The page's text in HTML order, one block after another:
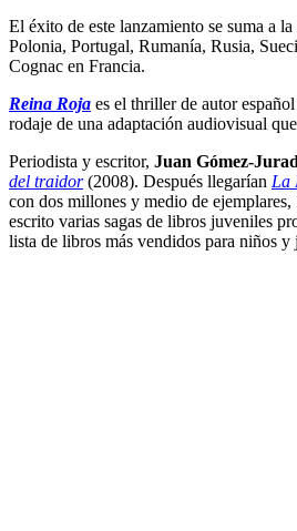
El éxito de este lanzamiento se suma a
Polonia, Portugal, Rumanía, Rusia,
Cognac en Francia.
Reina Roja es el thriller de autor
rodaje de una adaptación audiovisual
Periodista y escritor, Juan Gómez-
del traidor(2008). Después llegarían La
con dos millones y medio de ejemplares,
escrito varias sagas de libros juveniles
lista de libros más vendidos para niños